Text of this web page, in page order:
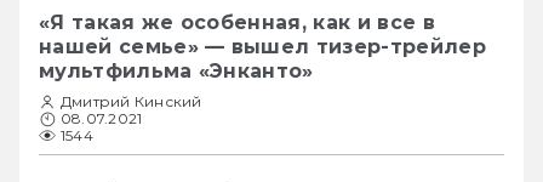
«Я такая же особенная, как и все в
нашей семье» — вышел тизер-трейлер
мультфильма «Энканто»
Дмитрий Кинский
08.07.2021
1544